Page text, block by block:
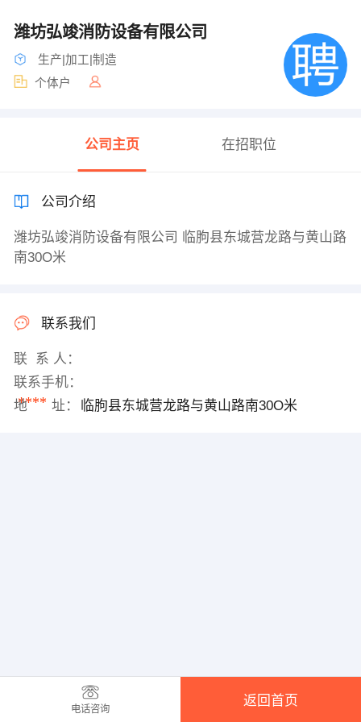
潍坊弘竣消防设备有限公司
生产|加工|制造
个体户
公司主页 在招职位
公司介绍
潍坊弘竣消防设备有限公司 临朐县东城营龙路与黄山路
南30O米
联系我们
联 系 人：
联系手机：
****
地 址： 临朐县东城营龙路与黄山路南30O米
电话咨询
返回首页